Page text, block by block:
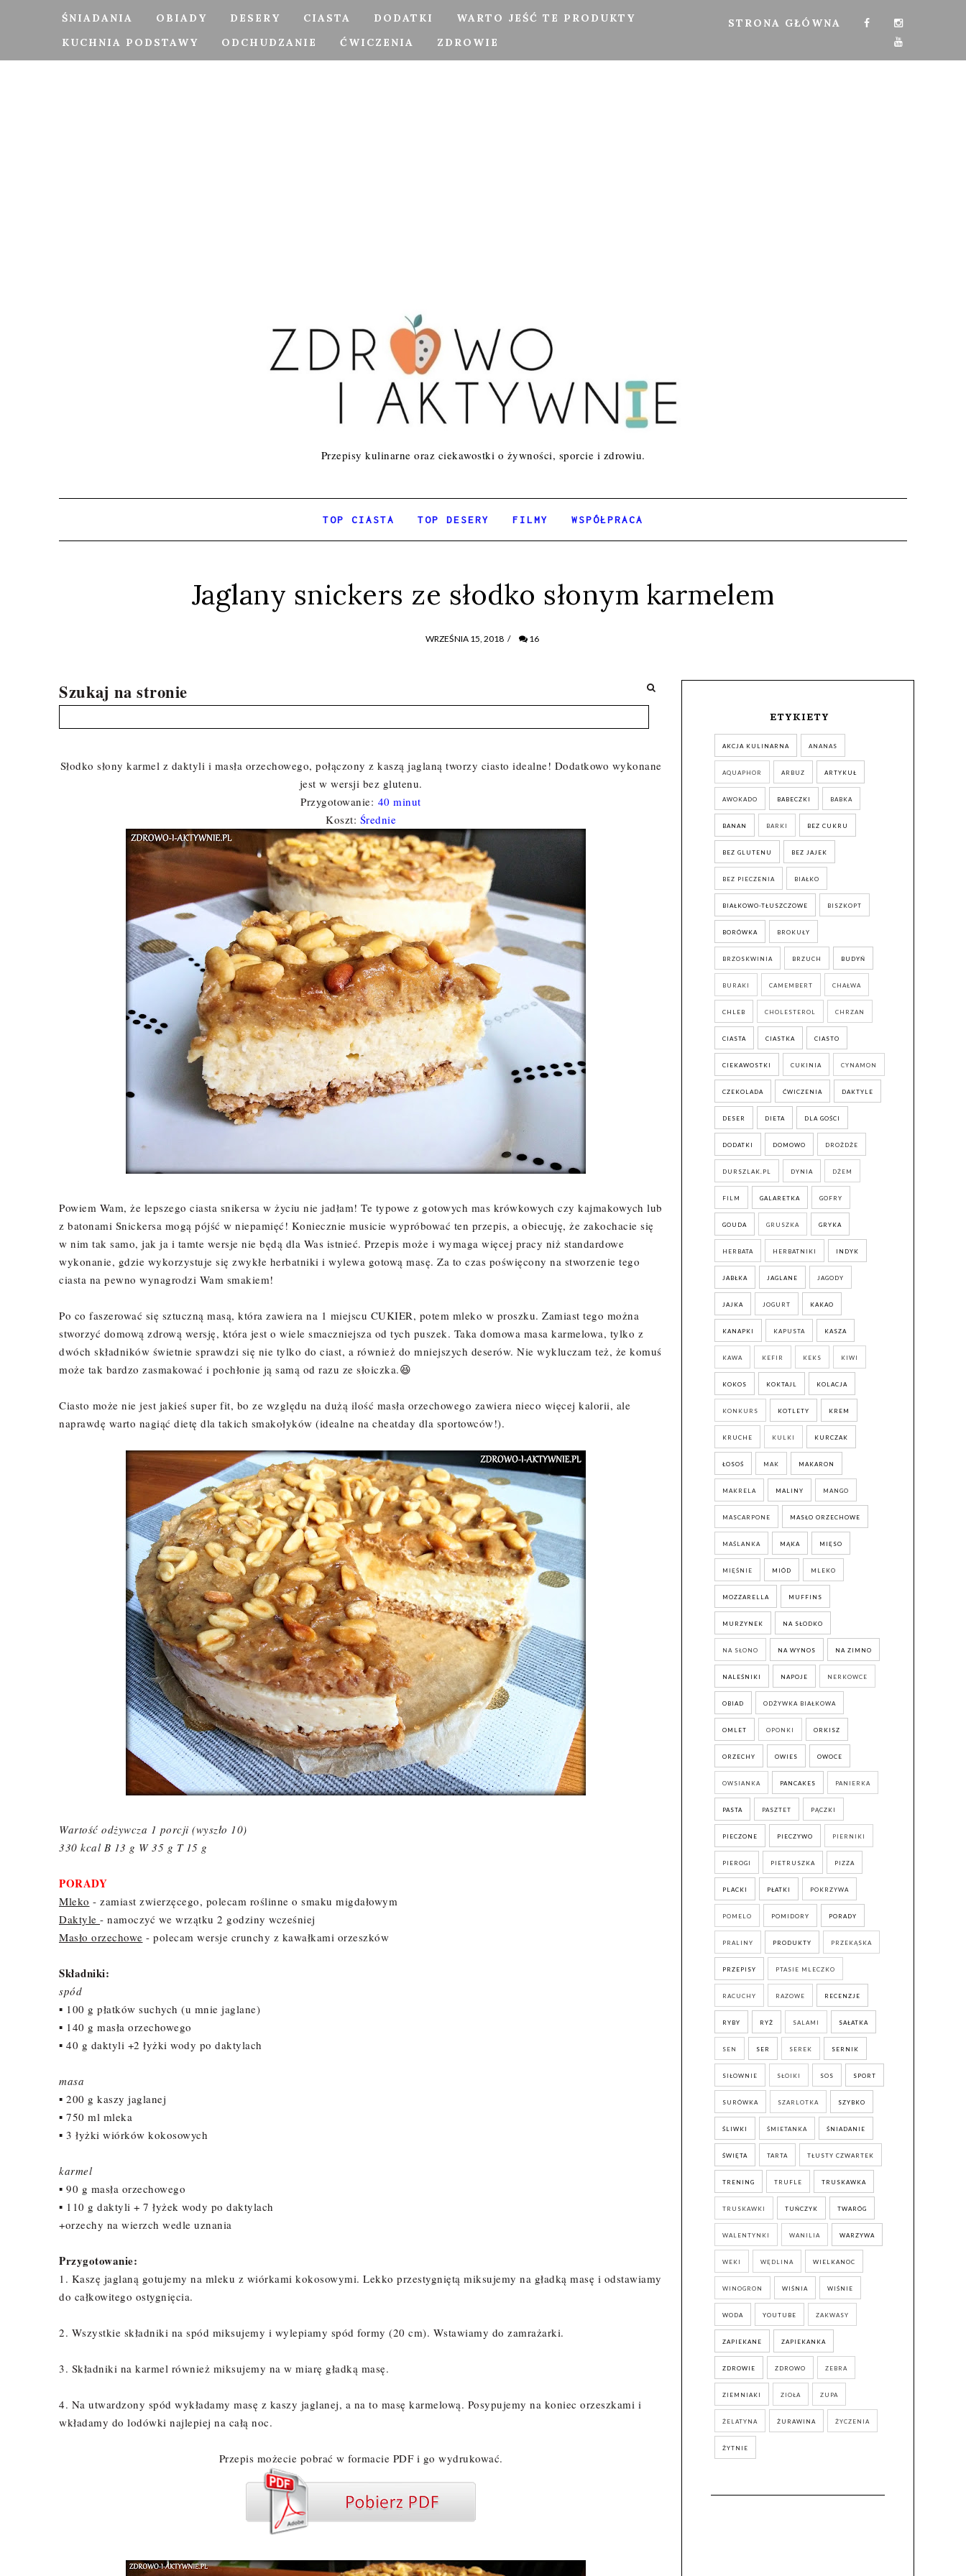
ŚNIADANIA OBIADY DESERY CIASTA DODATKI
WARTO JEŚĆ TE PRODUKTY
KUCHNIA PODSTAWY
ODCHUDZANIE ĆWICZENIA ZDROWIE
STRONA GŁÓWNA
Przepisy kulinarne oraz ciekawostki o żywności, sporcie i zdrowiu.
TOP CIASTA TOP DESERY FILMY WSPÓŁPRACA
Jaglany snickers ze słodko słonym karmelem
WRZEŚNIA 15, 2018 / 16
Szukaj na stronie
Słodko słony karmel z daktyli i masła orzechowego, połączony z kaszą jaglaną tworzy ciasto idealne! Dodatkowo wykonane
jest w wersji bez glutenu.
Przygotowanie: 40 minut
Koszt: Średnie
Powiem Wam, że lepszego ciasta snikersa w życiu nie jadłam! Te typowe z gotowych mas krówkowych czy kajmakowych lub
z batonami Snickersa mogą pójść w niepamięć! Koniecznie musicie wypróbować ten przepis, a obiecuję, że zakochacie się
w nim tak samo, jak ja i tamte wersje nie będą dla Was istnieć. Przepis może i wymaga więcej pracy niż standardowe
wykonanie, gdzie wykorzystuje się zwykłe herbatniki i wylewa gotową masę. Za to czas poświęcony na stworzenie tego
ciasta na pewno wynagrodzi Wam smakiem!
Po co faszerować się sztuczną masą, która zawiera na 1 miejscu CUKIER, potem mleko w proszku. Zamiast tego można
stworzyć domową zdrową wersję, która jest o wiele smaczniejsza od tych puszek. Taka domowa masa karmelowa, tylko z
dwóch składników świetnie sprawdzi się nie tylko do ciast, a również do mniejszych deserów. Nie wykluczam też, że komuś
może tak bardzo zasmakować i pochłonie ją samą od razu ze słoiczka.😆
Ciasto może nie jest jakieś super fit, bo ze względu na dużą ilość masła orzechowego zawiera nieco więcej kalorii, ale
naprawdę warto nagiąć dietę dla takich smakołyków (idealne na cheatday dla sportowców!).
Wartość odżywcza 1 porcji (wyszło 10)
330 kcal B 13 g W 35 g T 15 g
PORADY
Mleko - zamiast zwierzęcego, polecam roślinne o smaku migdałowym
Daktyle - namoczyć we wrzątku 2 godziny wcześniej
Masło orzechowe - polecam wersje crunchy z kawałkami orzeszków
Składniki:
spód
▪ 100 g płatków suchych (u mnie jaglane)
▪ 140 g masła orzechowego
▪ 40 g daktyli +2 łyżki wody po daktylach
masa
▪ 200 g kaszy jaglanej
▪ 750 ml mleka
▪ 3 łyżki wiórków kokosowych
karmel
▪ 90 g masła orzechowego
▪ 110 g daktyli + 7 łyżek wody po daktylach
+orzechy na wierzch wedle uznania
Przygotowanie:
1. Kaszę jaglaną gotujemy na mleku z wiórkami kokosowymi. Lekko przestygniętą miksujemy na gładką masę i odstawiamy
do całkowitego ostygnięcia.
2. Wszystkie składniki na spód miksujemy i wylepiamy spód formy (20 cm). Wstawiamy do zamrażarki.
3. Składniki na karmel również miksujemy na w miarę gładką masę.
4. Na utwardzony spód wykładamy masę z kaszy jaglanej, a na to masę karmelową. Posypujemy na koniec orzeszkami i
wkładamy do lodówki najlepiej na całą noc.
Przepis możecie pobrać w formacie PDF i go wydrukować.
ETYKIETY
AKCJA KULINARNA ANANAS
AQUAPHOR ARBUZ ARTYKUŁ
AWOKADO BABECZKI BABKA
BANAN BARKI BEZ CUKRU
BEZ GLUTENU BEZ JAJEK
BEZ PIECZENIA BIAŁKO
BIAŁKOWO-TŁUSZCZOWE BISZKOPT
BORÓWKA BROKUŁY
BRZOSKWINIA BRZUCH BUDYŃ
BURAKI CAMEMBERT CHAŁWA
CHLEB CHOLESTEROL CHRZAN
CIASTA CIASTKA CIASTO
CIEKAWOSTKI CUKINIA CYNAMON
CZEKOLADA ĆWICZENIA DAKTYLE
DESER DIETA DLA GOŚCI
DODATKI DOMOWO DROŻDŻE
DURSZLAK.PL DYNIA DŻEM
FILM GALARETKA GOFRY
GOUDA GRUSZKA GRYKA
HERBATA HERBATNIKI INDYK
JABŁKA JAGLANE JAGODY
JAJKA JOGURT KAKAO
KANAPKI KAPUSTA KASZA
KAWA KEFIR KEKS KIWI
KOKOS KOKTAJL KOLACJA
KONKURS KOTLETY KREM
KRUCHE KULKI KURCZAK
ŁOSOŚ MAK MAKARON
MAKRELA MALINY MANGO
MASCARPONE MASŁO ORZECHOWE
MAŚLANKA MĄKA MIĘSO
MIĘŚNIE MIÓD MLEKO
MOZZARELLA MUFFINS
MURZYNEK NA SŁODKO
NA SŁONO NA WYNOS NA ZIMNO
NALEŚNIKI NAPOJE NERKOWCE
OBIAD ODŻYWKA BIAŁKOWA
OMLET OPONKI ORKISZ
ORZECHY OWIES OWOCE
OWSIANKA PANCAKES PANIERKA
PASTA PASZTET PĄCZKI
PIECZONE PIECZYWO PIERNIKI
PIEROGI PIETRUSZKA PIZZA
PLACKI PŁATKI POKRZYWA
POMELO POMIDORY PORADY
PRALINY PRODUKTY PRZEKĄSKA
PRZEPISY PTASIE MLECZKO
RACUCHY RAZOWE RECENZJE
RYBY RYŻ SALAMI SAŁATKA
SEN SER SEREK SERNIK
SIŁOWNIE SŁOIKI SOS SPORT
SURÓWKA SZARLOTKA SZYBKO
ŚLIWKI ŚMIETANKA ŚNIADANIE
ŚWIĘTA TARTA TŁUSTY CZWARTEK
TRENING TRUFLE TRUSKAWKA
TRUSKAWKI TUŃCZYK TWARÓG
WALENTYNKI WANILIA WARZYWA
WEKI WĘDLINA WIELKANOC
WINOGRON WIŚNIA WIŚNIE
WODA YOUTUBE ZAKWASY
ZAPIEKANE ZAPIEKANKA
ZDROWIE ZDROWO ZEBRA
ZIEMNIAKI ZIOŁA ZUPA
ŻELATYNA ŻURAWINA ŻYCZENIA
ŻYTNIE